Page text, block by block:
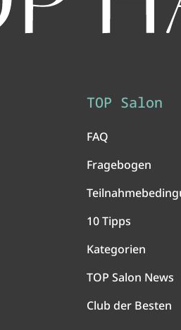
TOP Salon
FAQ
Fragebogen
10 Tipps
Kategorien
TOP Salon News
Club der Besten